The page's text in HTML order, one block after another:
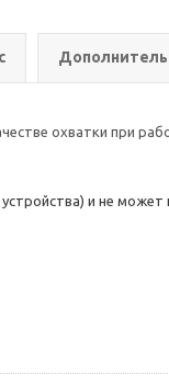
охватки при
и не